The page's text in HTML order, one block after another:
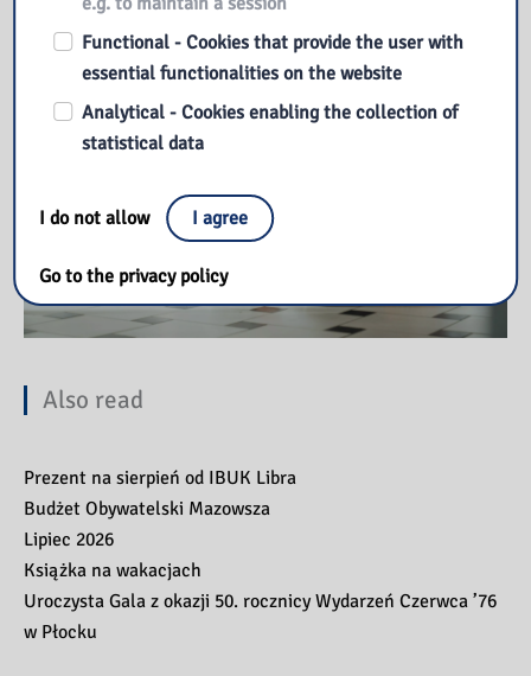
Also read
Prezent na sierpień od IBUK Libra
Budżet Obywatelski Mazowsza
Lipiec 2026
Książka na wakacjach
Uroczysta Gala z okazji 50. rocznicy Wydarzeń Czerwca ’76
w Płocku
Functional - Cookies that provide the user with
essential functionalities on the website
Analytical - Cookies enabling the collection of
statistical data
I do not allow I agree
Go to the privacy policy